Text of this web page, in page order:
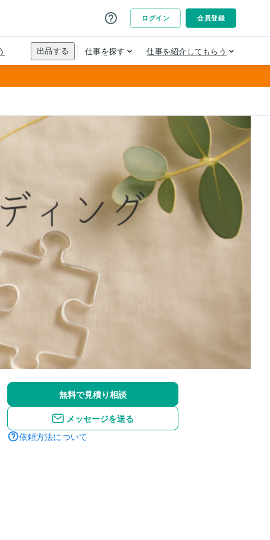
無料で見積り相談
メッセージを送る
依頼方法について